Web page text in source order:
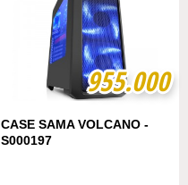
955.000
955.000
CASE SAMA VOLCANO -
S000197